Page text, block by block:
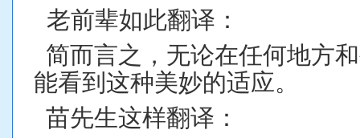
老前辈如此翻译：
简而言之，无论在任何地方
能看到这种美妙的适应。
苗先生这样翻译：